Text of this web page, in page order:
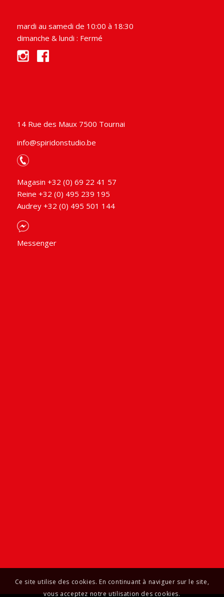
mardi au samedi de 10:00 à 18:30
dimanche & lundi : Fermé
14 Rue des Maux 7500 Tournai
info@spiridonstudio.be
Magasin +32 (0) 69 22 41 57
Reine +32 (0) 495 239 195
Audrey +32 (0) 495 501 144
Messenger
Ce site utilise des cookies. En continuant à naviguer sur le site,
vous acceptez notre utilisation des cookies.